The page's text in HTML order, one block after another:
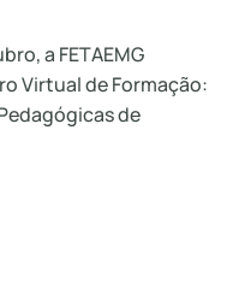
a FETAEMG
Virtual de Formação:
de